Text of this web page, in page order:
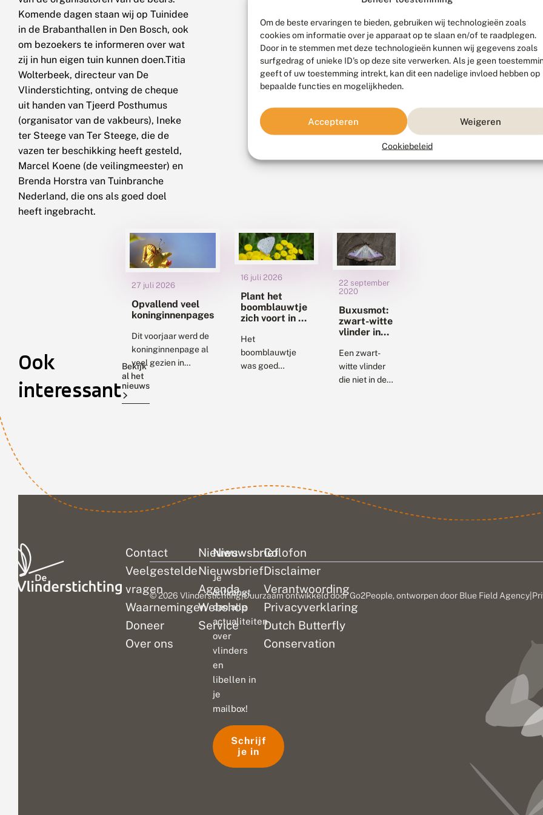
Om de beste ervaringen te bieden, gebruiken wij technologieën zoals
cookies om informatie over je apparaat op te slaan en/of te raadplegen.
Door in te stemmen met deze technologieën kunnen wij gegevens zoals
surfgedrag of unieke ID's op deze site verwerken. Als je geen
geeft of uw toestemming intrekt, kan dit een nadelige invloed hebben op
bepaalde functies en mogelijkheden.
Accepteren Weigeren
Cookiebeleid
Komende dagen staan wij op Tuinidee
in de Brabanthallen in Den Bosch, ook
om bezoekers te informeren over wat
zij in hun eigen tuin kunnen doen.Titia
Wolterbeek, directeur van De
Vlinderstichting, ontving de cheque
uit handen van Tjeerd Posthumus
(organisator van de vakbeurs), Ineke
ter Steege van Ter Steege, die de
vazen ter beschikking heeft gesteld,
Marcel Koene (de veilingmeester) en
Brenda Horstra van Tuinbranche
Nederland, die ons als goed doel
heeft ingebracht.
Ook
interessant
Bekijk
al het
nieuws
27 juli 2026
Opvallend veel
koninginnenpages
Dit voorjaar werd de
koninginnenpage al
veel gezien in
Nederland. Ook deze
zomer wordt deze
spectaculaire en
16 juli 2026
Plant het
boomblauwtje
zich voort in uw
Het
boomblauwtje
was goed
balkons)...
22 september
2020
Buxusmot:
zwart-witte
vlinder in
Een zwart-
witte vlinder
die niet in de
Europa zien in
Contact
Veelgestelde
vragen
Waarnemingen
Doneer
Over ons
Nieuws
Nieuwsbrief
Agenda
Webshop
Service
Colofon
Disclaimer
Verantwoording
Privacyverklaring
Dutch Butterfly
Conservation
Nieuwsbrief
Je
ontvangt
dan alle
actualiteiten
over
vlinders
en
libellen in
je
mailbox!
Schrijf
je in
© 2026 Vlinderstichting|Duurzaam ontwikkeld doorGo2People, ontworpen door Blue Field Agency